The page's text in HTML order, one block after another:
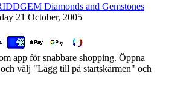
Diamonds and Gemstones
21 October, 2005
app för snabbare shopping. Öppna
välj "Lägg till på startskärmen" och